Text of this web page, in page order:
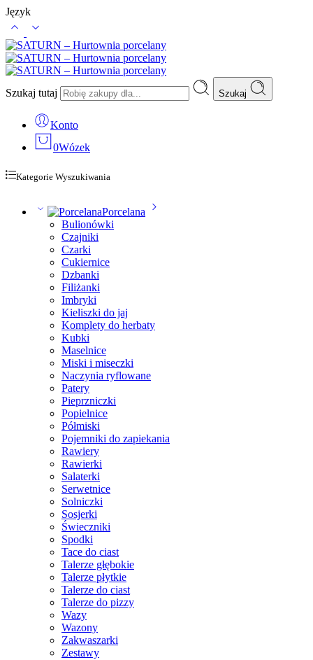
Język
Szukaj tutaj Szukaj
Konto
0Wózek
Kategorie Wyszukiwania
Porcelana
Bulionówki
Czajniki
Czarki
Cukiernice
Dzbanki
Filiżanki
Imbryki
Kieliszki do jaj
Komplety do herbaty
Kubki
Maselnice
Miski i miseczki
Naczynia ryflowane
Patery
Pieprzniczki
Popielnice
Półmiski
Pojemniki do zapiekania
Rawiery
Rawierki
Salaterki
Serwetnice
Solniczki
Sosjerki
Świeczniki
Spodki
Tace do ciast
Talerze głębokie
Talerze płytkie
Talerze do ciast
Talerze do pizzy
Wazy
Wazony
Zakwaszarki
Zestawy